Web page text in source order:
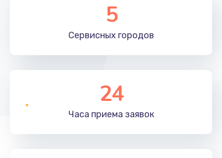
5
Сервисных городов
24
Часа приема заявок